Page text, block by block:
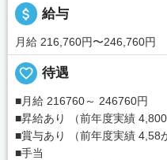
attach_money 給与
月給 216,760円〜246,760円
favorite_border 待遇
■月給 216760～ 246760円
■昇給あり （前年度実績 4,800
■賞与あり （前年度実績 4,58
■手当